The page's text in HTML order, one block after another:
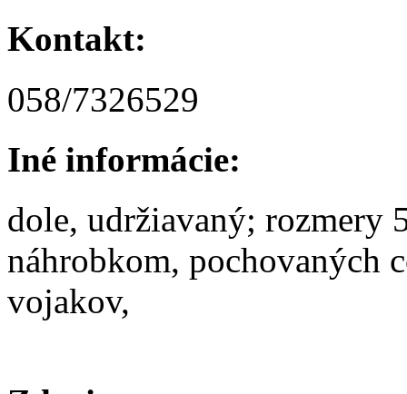
Kontakt:
058/7326529
Iné informácie:
dole, udržiavaný; rozmery
náhrobkom, pochovaných
vojakov,